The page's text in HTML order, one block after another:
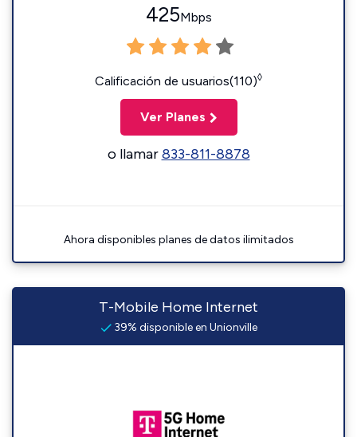
425Mbps
Calificación de usuarios(110)◊
Ver Planes
o llamar833-811-8878
Ahora disponibles planes de datos ilimitados
T-Mobile Home Internet
39% disponible en Unionville